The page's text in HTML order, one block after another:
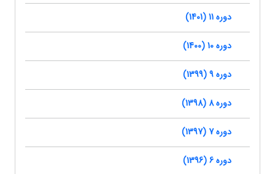
دوره 11 (1401)
دوره 10 (1400)
دوره 9 (1399)
دوره 8 (1398)
دوره 7 (1397)
دوره 6 (1396)